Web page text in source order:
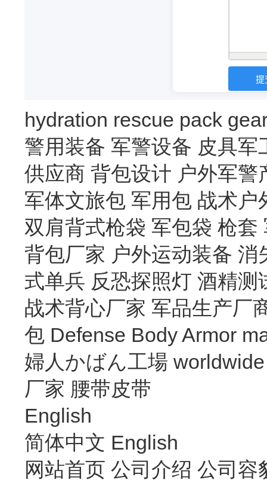
hydration rescue pack
警用装备 军警设备 皮具军
供应商 背包设计 户外军警
军体文旅包 军用包 战术户
双肩背式枪袋 军包袋 枪套
背包厂家 户外运动装备 消
式单兵 反恐探照灯 酒精测
战术背心厂家 军品生产厂
包 Defense Body Armor
婦人かばん工場 worldwide
厂家 腰带皮带
English
简体中文 English
网站首页 公司介绍 公司容